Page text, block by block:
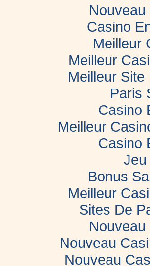
Casino
Meilleur
Meilleur
Meilleur
Paris
Casino
Meilleur
Casino
Jeu
Bonus
Meilleur
Sites De
Nouveau
Nouveau